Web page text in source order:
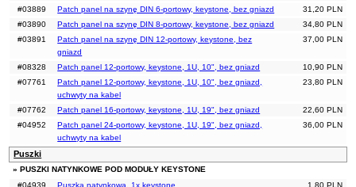
31,20 PLN
#03889
Patch panel na szynę DIN 6-portowy, keystone, bez gniazd
34,80 PLN
#03890
Patch panel na szynę DIN 8-portowy, keystone, bez gniazd
37,00 PLN
#03891
Patch panel na szynę DIN 12-portowy, keystone, bez
gniazd
10,90 PLN
#08328
Patch panel 12-portowy, keystone, 1U, 10", bez gniazd
23,80 PLN
#07761
Patch panel 12-portowy, keystone, 1U, 10", bez gniazd,
uchwyty na kabel
22,60 PLN
#07762
Patch panel 16-portowy, keystone, 1U, 19", bez gniazd
36,00 PLN
#04952
Patch panel 24-portowy, keystone, 1U, 19", bez gniazd,
uchwyty na kabel
Puszki
» PUSZKI NATYNKOWE POD MODUŁY KEYSTONE